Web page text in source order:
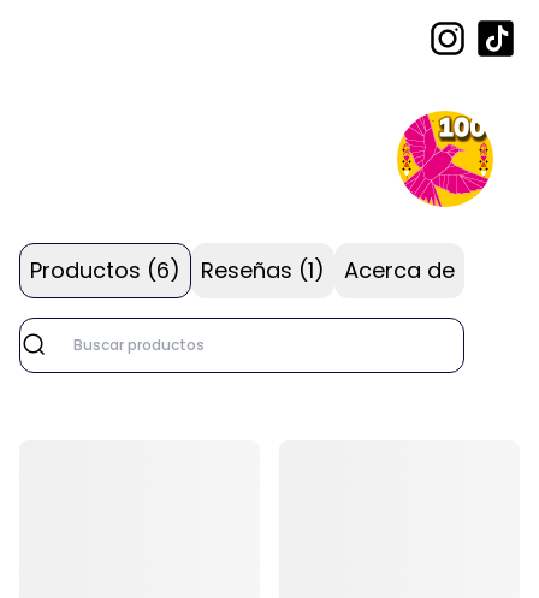
Productos (6) Reseñas (1) Acerca de
marketplace::app.shop.sellers.profile.reviews.search